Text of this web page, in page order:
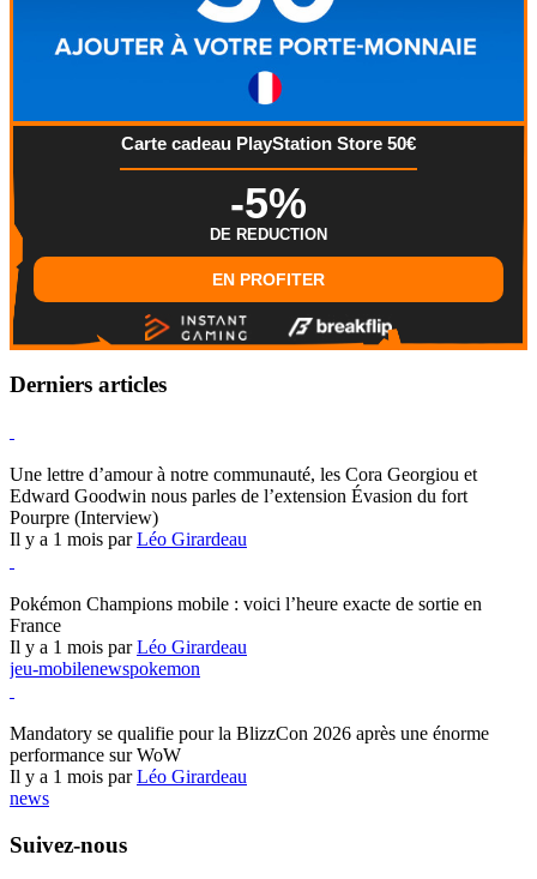
Carte cadeau PlayStation Store 50€
-5%
DE REDUCTION
EN PROFITER
Derniers articles
Une lettre d’amour à notre communauté, les Cora Georgiou et
Edward Goodwin nous parles de l’extension Évasion du fort
Pourpre (Interview)
Il y a 1 mois parLéo Girardeau
Pokémon Champions mobile : voici l’heure exacte de sortie en
France
Il y a 1 mois parLéo Girardeau
jeu-mobilenewspokemon
Mandatory se qualifie pour la BlizzCon 2026 après une énorme
performance sur WoW
Il y a 1 mois parLéo Girardeau
news
Suivez-nous